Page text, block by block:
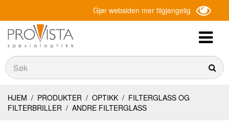
Gjør websiden mer tilgjengelig
Søk
Søk
HJEM / PRODUKTER / OPTIKK / FILTERGLASS OG
FILTERBRILLER / ANDRE FILTERGLASS